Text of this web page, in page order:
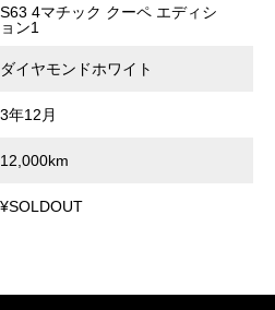
S63 4マチック クーペ エディシ
ョン1
ダイヤモンドホワイト
3年12月
12,000km
¥SOLDOUT